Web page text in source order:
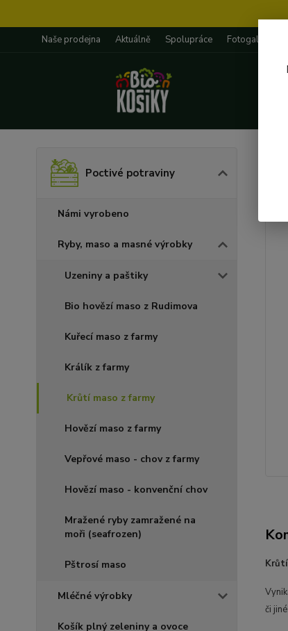
Naše prodejna Aktuálně Spolupráce Fotogalerie
Poctivé potraviny
Námi vyrobeno
Ryby, maso a masné výrobky
Uzeniny a paštiky
Bio hovězí maso z Rudimova
Kuřecí maso z farmy
Králík z farmy
Krůtí maso z farmy
Hovězí maso z farmy
Vepřové maso - chov z farmy
Hovězí maso - konvenční chov
Mražené ryby zamražené na
moři (seafrozen)
Pštrosí maso
Mléčné výrobky
Košík plný zeleniny a ovoce
či